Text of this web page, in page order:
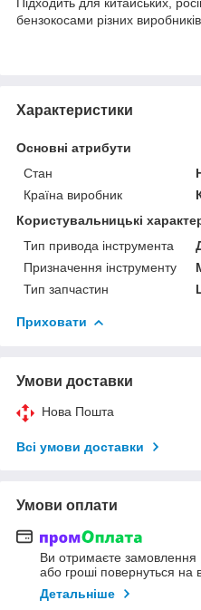
бензокосами різних виробників.
Характеристики
Основні атрибути
Стан
Країна виробник
Користувальницькі
Тип привода інструмента
Призначення інструменту
Тип запчастин
Приховати
Умови доставки
Нова Пошта
Всі умови доставки
Умови оплати
Ви отримаєте замовлення
або гроші повернуться на
Детальніше